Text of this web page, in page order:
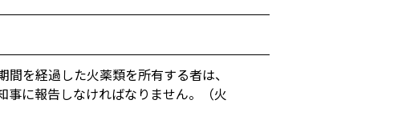
を経過した火薬類を所有する者は、
に報告しなければなりません。（火